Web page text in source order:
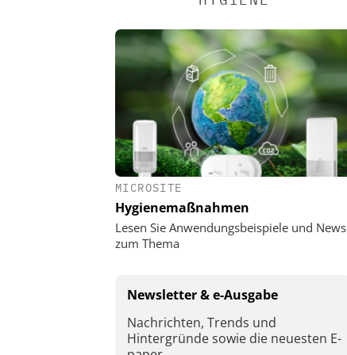
MICROSITE
Hygienemaßnahmen
Lesen Sie Anwendungsbeispiele und News
zum Thema
Newsletter & e-Ausgabe
Nachrichten, Trends und
Hintergründe sowie die neuesten E-